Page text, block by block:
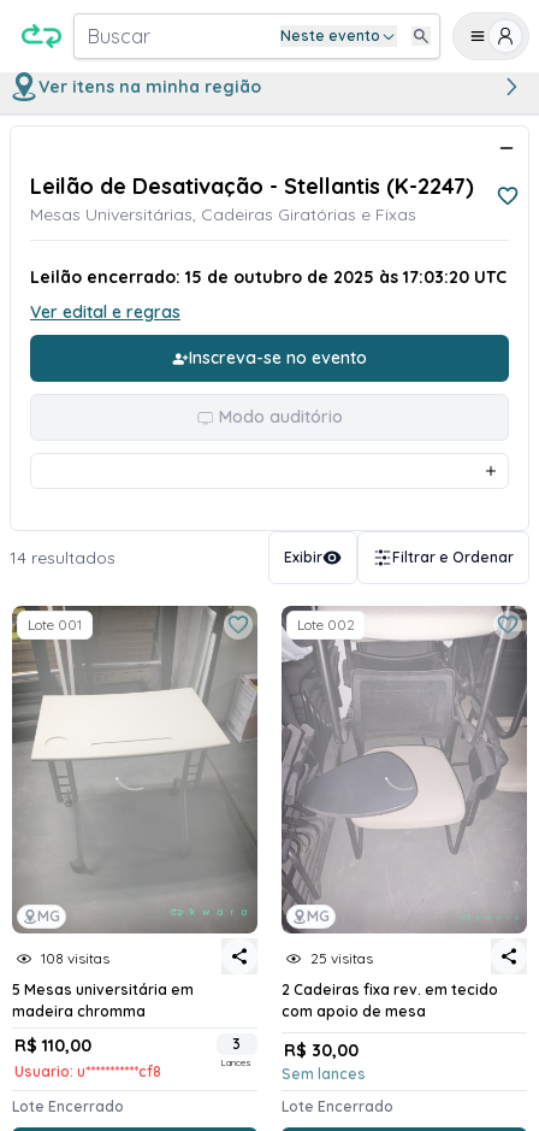
Buscar Neste evento
Ver itens na minha região
Leilão de Desativação - Stellantis (K-2247)
Mesas Universitárias, Cadeiras Giratórias e Fixas
Leilão encerrado: 15 de outubro de 2025 às 17:03:20 UTC
Ver edital e regras
Inscreva-se no evento
Modo auditório
14 resultados Exibir Filtrar e Ordenar
MG
Lote 001
108 visitas
5 Mesas universitária em
madeira chromma
R$ 110,00
Usuario: u***********cf8
3
Lances
Lote Encerrado
MG
Lote 002
25 visitas
2 Cadeiras fixa rev. em tecido
com apoio de mesa
R$ 30,00
Sem lances
Lote Encerrado